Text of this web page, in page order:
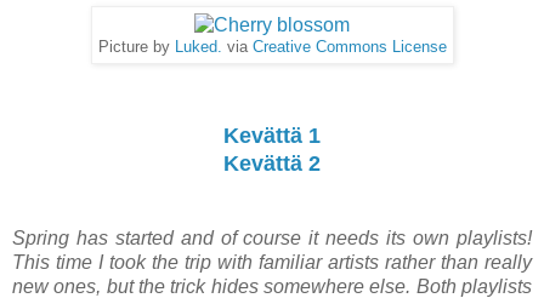
Picture byLuked. via Creative Commons License
Kevättä 1
Kevättä 2
Spring has started and of course it needs its own playlists!
This time I took the trip with familiar artists rather than really
new ones, but the trick hides somewhere else. Both playlists